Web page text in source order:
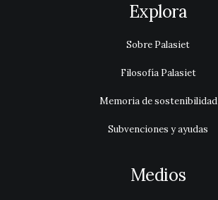
Explora
Sobre Palasiet
Filosofía Palasiet
Memoria de sostenibilidad
Subvenciones y ayudas
Medios